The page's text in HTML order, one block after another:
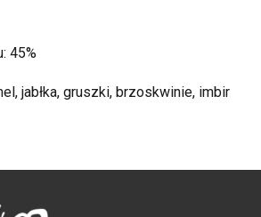
45%
jabłka, gruszki, brzoskwinie, imbir